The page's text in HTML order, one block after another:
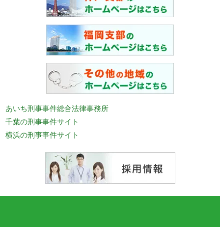
あいち刑事事件総合法律事務所
千葉の刑事事件サイト
横浜の刑事事件サイト